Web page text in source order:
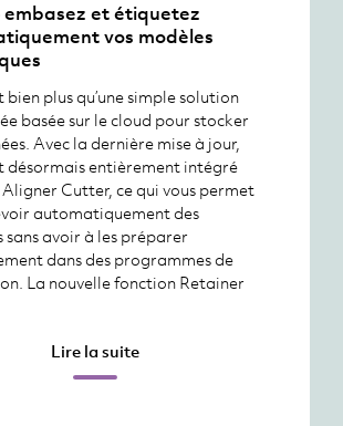
embasez et étiquetez
vos modèles
bien plus qu’une simple solution
basée sur le cloud pour stocker
Avec la dernière mise à jour,
désormais entièrement intégré
Cutter, ce qui vous permet
automatiquement des
sans avoir à les préparer
dans des programmes de
La nouvelle fonction Retainer
Lire la suite